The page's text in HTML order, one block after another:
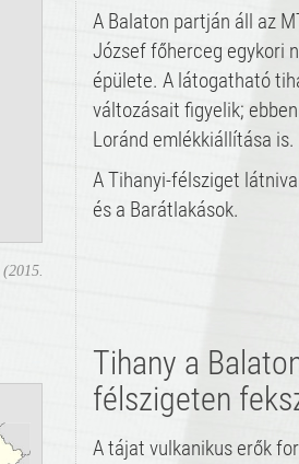
(2015.
A Balaton partján áll az
József főherceg egykori
épülete. A látogatható
változásait figyelik;
Loránd emlékkiállítása is.
A Tihanyi-félsziget
és a Barátlakások.
Tihany a
félszigeten
A tájat vulkanikus erők